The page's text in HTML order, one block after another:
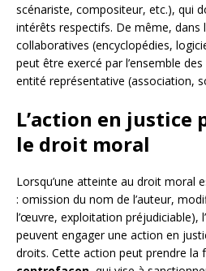
scénariste, compositeur, etc.), qui
intérêts respectifs. De même,
collaboratives (encyclopédies,
peut être exercé par l’ensemble
entité représentative (association,
L’action en justice
le droit moral
Lorsqu’une atteinte au droit moral
: omission du nom de l’auteur,
l’œuvre, exploitation préjudiciable),
peuvent engager une action en
droits. Cette action peut prendre la